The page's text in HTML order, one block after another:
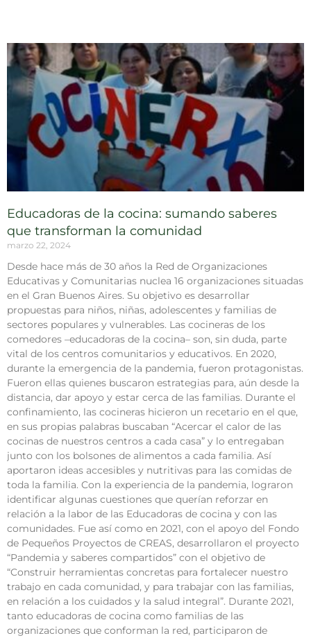
Educadoras de la cocina: sumando saberes
que transforman la comunidad
marzo 22, 2024
Desde hace más de 30 años la Red de Organizaciones
Educativas y Comunitarias nuclea 16 organizaciones situadas
en el Gran Buenos Aires. Su objetivo es desarrollar
propuestas para niños, niñas, adolescentes y familias de
sectores populares y vulnerables. Las cocineras de los
comedores –educadoras de la cocina– son, sin duda, parte
vital de los centros comunitarios y educativos. En 2020,
durante la emergencia de la pandemia, fueron protagonistas.
Fueron ellas quienes buscaron estrategias para, aún desde la
distancia, dar apoyo y estar cerca de las familias. Durante el
confinamiento, las cocineras hicieron un recetario en el que,
en sus propias palabras buscaban “Acercar el calor de las
cocinas de nuestros centros a cada casa” y lo entregaban
junto con los bolsones de alimentos a cada familia. Así
aportaron ideas accesibles y nutritivas para las comidas de
toda la familia. Con la experiencia de la pandemia, lograron
identificar algunas cuestiones que querían reforzar en
relación a la labor de las Educadoras de cocina y con las
comunidades. Fue así como en 2021, con el apoyo del Fondo
de Pequeños Proyectos de CREAS, desarrollaron el proyecto
“Pandemia y saberes compartidos” con el objetivo de
“Construir herramientas concretas para fortalecer nuestro
trabajo en cada comunidad, y para trabajar con las familias,
en relación a los cuidados y la salud integral”. Durante 2021,
tanto educadoras de cocina como familias de las
organizaciones que conforman la red, participaron de